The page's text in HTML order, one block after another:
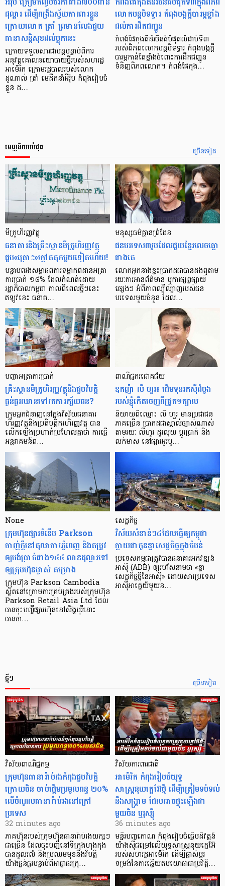
ដុល្លារ ដើម្បីពង្រឹងស្វ័យការពារខ្លួន
ក្រោយលោក ត្រាំ ព្រមានលែងជួយ
ធានាសន្តិសុខដល់ប្លុកនេះ
ក្រោយទទួលសារជាបន្តបន្ទាប់ពីការ
អនុវត្តគោលនយោបាយថ្មីរបស់សហរដ្ឋ
អាម៉េរិក ក្រោមរដ្ឋបាលរបស់លោក
ដូណាល់ ត្រាំ មេដឹកនាំអឺរ៉ុប កំពុងរៀបចំ
ខ្លួន ដ…
លោកបន្ដបិទទ្វារ កំពុងបង្កក្ដីបារម្ភខ្លាំង
ដល់ការដឹកជញ្ជូន
កំពង់ផែកុងតឺន័រចិនធំបំផុតលំដាប់ទី៣
របស់ពិភពលោកបន្ដបិទទ្វារ កំពុងបង្កក្ដី
បារម្ភកាន់តែខ្លាំងចំពោះការដឹកជញ្ជូន
ទំនិញពិភពលោក។ កំពង់ផែកុង…
ច្រើនទៀត
ពេញនិយមបំផុត
មីក្រូ​ហិរញ្ញវត្ថុ
ធនាគារ​និង​គ្រឹះស្ថាន​មីក្រូ​ហិរញ្ញវត្ថុ​
ជួប«គ្រោះ»ក្តៅ​គគុក​មួយ​ទៀត​ហើយ!
បន្ទាប់​ពី​រង​សម្ពាធ​​ពី​ការ​ទម្លាក់​ពិដាន​អត្រា​
ការ​ប្រាក់ ១៨​% ដែល​កំណត់​ដោយ​
រដ្ឋាភិបាល​កម្ពុជា កាល​ពី​ពេល​ថ្មីៗ​នេះ
ឥឡូវ​នេះ ធនាគ…
មនុស្ស​ធម៌​គ្មាន​ព្រំដែន
ជន​បរទេស​៣​រូប​ដែល​ជួយ​ខ្មែរ​លេច​ធ្លោ​
ជាង​គេ
លោកអ្នក​នាង​ខ្លះ​ប្រាកដ​ជា​បាន​​ដឹង​ឮ​តាម​
រយៈ​ការ​អាន​ព័ត៌មាន ឬ​ការ​ផ្សព្វផ្សាយ​
ផ្សេងៗ អំពី​ភាព​ល្បីល្បាញ​របស់​ជន​
បរទេស​មួយ​ចំនួន ដែល…
បញ្ហា​អត្រា​ការប្រាក់
គ្រឹះស្ថាន​មីក្រូ​ហិរញ្ញវត្ថុ​នឹង​ជួប​វិបត្តិ​
ធ្ងន់ធ្ងរ​ឈាន​ទៅ​រក​ការ​ក្ស័យធន?
ក្រុម​អ្នក​ជំនាញ​នៅ​ក្នុង​វិស័យ​ធនាគារ
ហិរញ្ញវត្ថុ​និង​ប្រតិបត្តិករ​ហិរញ្ញ​វត្ថុ បាន​​
លើក​ឡើង​ប្រហាក់​ប្រហែល​គ្នា​ថា ការ​ធ្វើ​
អន្តរាគមន៍​ព…
ពាណិជ្ជករជោគជ័យ
ឧកញ៉ា លី ហួរ៖ ដើមទុនរកស៊ីដំបូង
របស់ខ្ញុំកើតចេញពីជ្រូក១ក្បាល
និយាយ​ពី​ឈ្មោះ លី ហួរ មាន​ប្រជាជន​
ភាគ​ច្រើន ប្រាកដ​ជា​ស្គាល់​ច្បាស់​ណាស់
តាមរយៈ លីហួរ ដូរ​លុយ ប្តូរ​បា្រក់ និង​
លក់​មាស នៅ​ផ្សារ​អូរ​ឫ…
None
ក្រុមហ៊ុនផ្សារទំនើប Parkson
ចាញ់ក្ដីនៅតុលាការភ្នំពេញ និងតម្រូវ
ឲ្យបង់ប្រាក់ជាង១៤៤ លានដុល្លារទៅ
ឲ្យក្រុមហ៊ុនម្ចាស់ គម្រោង
ក្រុមហ៊ុន Parkson Cambodia
ស្ថិតនៅក្រោមការគ្រប់គ្រងរបស់ក្រុមហ៊ុន
Parkson Retail Asia Ltd ដែល
បានចុះបញ្ចីផ្សារហ៊ុននៅសិង្ហបុរីនោះ
បានចា…
សេដ្ឋកិច្ច​
វិស័យ​សំខាន់ៗ​៤​ដែល​ធ្វើ​ឲ្យ​កម្ពុជា​
ក្លាយ​ជា​កូន​ខ្លា​សេដ្ឋកិច្ច​ក្នុង​តំបន់
ប្រទេស​កម្ពុជា​ត្រូវ​បាន​ធនាគារ​អភិវឌ្ឍន៍​
អាស៊ី (ADB) ឲ្យ​រហ័ស​នាមថា «ខ្លា​
សេដ្ឋកិច្ច​ថ្មី​នៃ​អាស៊ី» ដោយសារ​ប្រទេស​
អាស៊ី​អាគ្នេយ៍​មួយ​ន…
ច្រើនទៀត
ថ្មីៗ
វិស័យពាណិជ្ជកម្ម
ក្រុមហ៊ុនធានារ៉ាប់រងកំពុងជួបវិបត្តិ
ក្រោយចិន ចាប់ផ្តើមប្រមូលពន្ធ ២០%
លើចំណូលធានារ៉ាប់រងនៅក្រៅ
ប្រទេស
32 minutes ago
ភាគហ៊ុនរបស់ក្រុមហ៊ុនធានារ៉ាប់រងយក្សៗ
ជាច្រើន ដែលចុះបញ្ជីនៅទីក្រុងហុងកុង
បានដួលរលំ និងប្រឈមមុខនឹងវិបត្តិ
យ៉ាងធ្ងន់ធ្ងរបន្ទាប់ពីអាជ្ញាធរក្រុ…
វិស័យការពារជាតិ
អាម៉េរិក កំពុងរៀបចំយុទ្ធ
សាស្ត្រនុយក្លេអ៊ែថ្មី ដើម្បីត្រៀមទប់ទល់
នឹងសង្គ្រាម ដែលអាចផ្ទុះឡើងជា
មួយចិន ឬរុស្ស៊ី
36 minutes ago
មន្ទីរបញ្ចកោណ កំពុងរៀបចំធ្វើបដិវត្តន៍
យ៉ាងស៊ីជម្រៅលើយុទ្ធសាស្ត្រនុយក្លេអ៊ែ
របស់សហរដ្ឋអាម៉េរិក ដើម្បីផ្លាស់ប្តូរ
ទម្រង់នៃការឆ្លើយតបយោធាជាប្រវត្តិ…